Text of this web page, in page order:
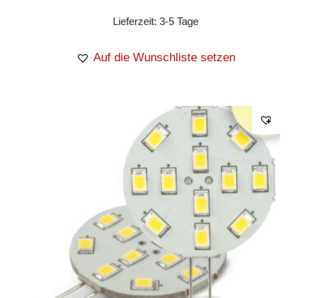
Lieferzeit:3-5 Tage
Auf die Wunschliste setzen